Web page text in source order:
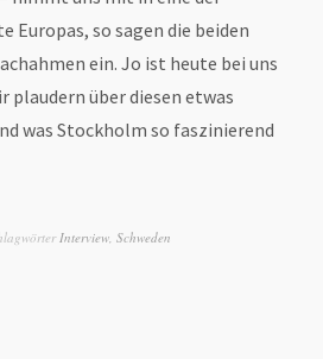
Europas, so sagen die beiden
ein. Jo ist heute bei uns
plaudern über diesen etwas
was Stockholm so faszinierend
Interview, Schweden